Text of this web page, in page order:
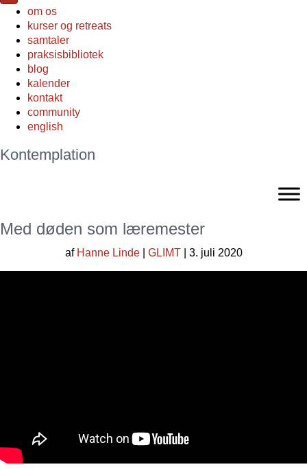
om os
kurser og retreats
samtaler
praksisbibliotek
blog
kalender
kontakt
community
english
Kontemplation
Med døden som læremester
af Hanne Linde| GLIMT| 3. juli 2020